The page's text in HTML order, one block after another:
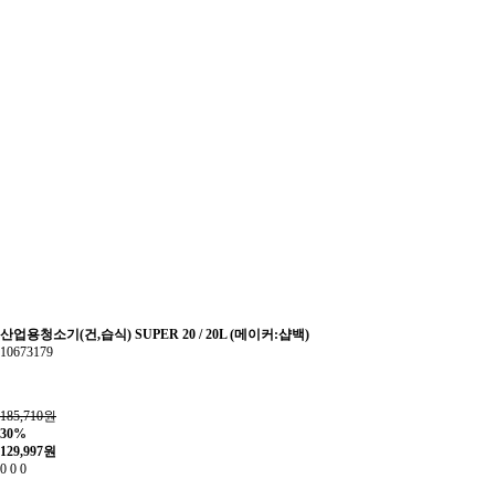
산업용청소기(건,습식) SUPER 20 / 20L (메이커:샵백)
10673179
185,710원
30%
129,997원
0 0 0